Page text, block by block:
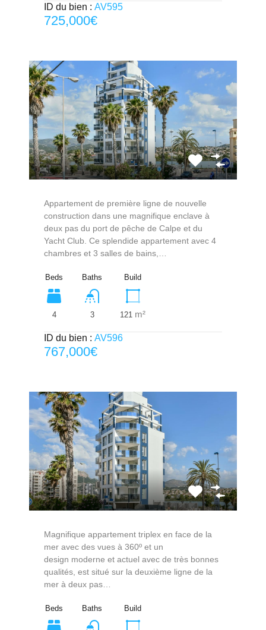
ID du bien : AV595
725,000€
Appartement de première ligne de nouvelle
construction dans une magnifique enclave à
deux pas du port de pêche de Calpe et du
Yacht Club. Ce splendide appartement avec 4
chambres et 3 salles de bains,…
Beds
4
Baths
3
Build
121 m²
ID du bien : AV596
767,000€
Magnifique appartement triplex en face de la
mer avec des vues à 360º et un
design moderne et actuel avec de très bonnes
qualités, est situé sur la deuxième ligne de la
mer à deux pas…
Beds Baths Build